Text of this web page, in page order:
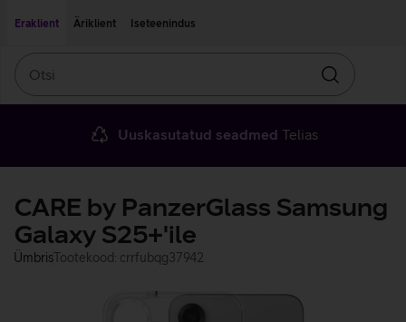
Eraklient
Äriklient Iseteenindus
Otsin
Uuskasutatud seadmed Telias
CARE by PanzerGlass Samsung
Galaxy S25+'ile
ÜmbrisTootekood: crrfubqg37942